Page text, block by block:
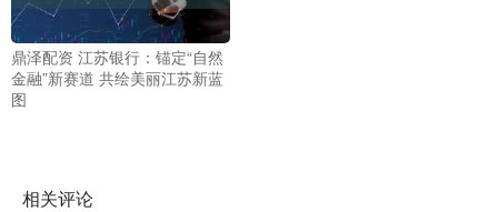
鼎泽配资 江苏银行：锚定“自然
金融”新赛道 共绘美丽江苏新蓝
图
相关评论